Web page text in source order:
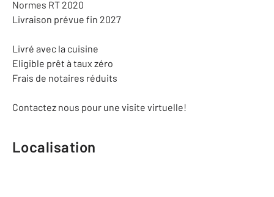
Normes RT 2020
Livraison prévue fin 2027
Livré avec la cuisine
Eligible prêt à taux zéro
Frais de notaires réduits
Contactez nous pour une visite virtuelle!
Localisation